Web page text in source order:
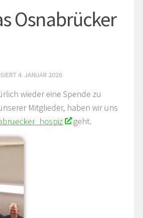
Osnabrücker
4. JANUAR 2026
wieder eine Spende zu
Mitglieder, haben wir uns
geht.